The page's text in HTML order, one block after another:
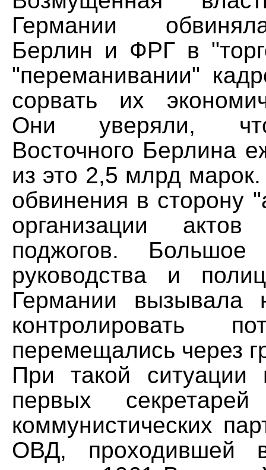
Германии
Берлин и ФРГ в
"переманивании"
сорвать их
Они уверяли,
Восточного Берлина
из это 2,5 млрд
обвинения в сторону
организации
поджогов. Большое
руководства и
Германии вызывала
контролировать
перемещались через
При такой ситуации
первых
коммунистических
ОВД, проходившей